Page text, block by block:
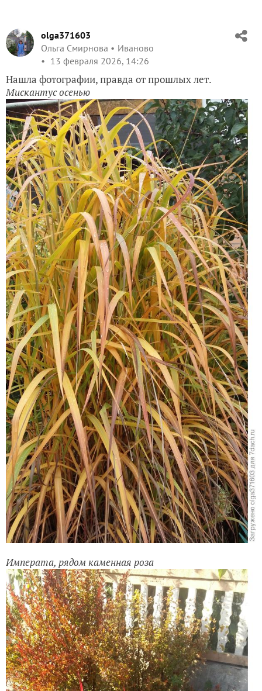
olga371603
Ольга Смирнова
Иваново
13 февраля 2026, 14:26
Нашла фотографии, правда от прошлых лет.
Мискантус осенью
Императа, рядом каменная роза